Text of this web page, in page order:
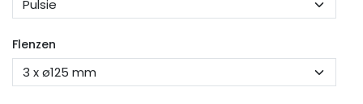
Flenzen